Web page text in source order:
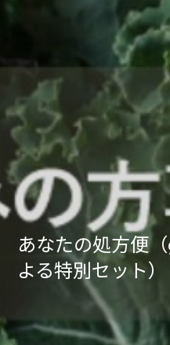
あなたの処方便
よる特別セット）